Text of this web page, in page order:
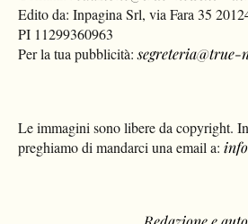
Edito da: Inpagina Srl, via Fara 35
PI 11299360963
Per la tua pubblicità:segreteria@true-
Le immagini sono libere da copyright.
preghiamo di mandarci una email a: